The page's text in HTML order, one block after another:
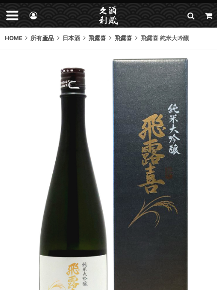
HOME 所有產品 日本酒 飛露喜 飛露喜 飛露喜 純米大吟釀